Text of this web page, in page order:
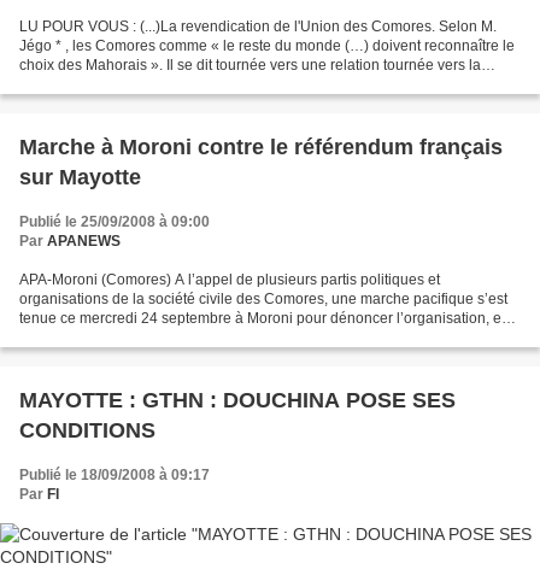
LU POUR VOUS : (...)La revendication de l'Union des Comores. Selon M.
Jégo * , les Comores comme « le reste du monde (…) doivent reconnaître le
choix des Mahorais ». Il se dit tournée vers une relation tournée vers la
Marche à Moroni contre le référendum français
sur Mayotte
Publié le 25/09/2008 à 09:00
Par APANEWS
APA-Moroni (Comores) A l’appel de plusieurs partis politiques et
organisations de la société civile des Comores, une marche pacifique s’est
tenue ce mercredi 24 septembre à Moroni pour dénoncer l’organisation, en
MAYOTTE : GTHN : DOUCHINA POSE SES
CONDITIONS
Publié le 18/09/2008 à 09:17
Par FI